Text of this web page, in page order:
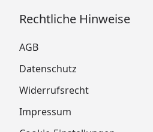
Rechtliche Hinweise
AGB
Datenschutz
Widerrufsrecht
Impressum